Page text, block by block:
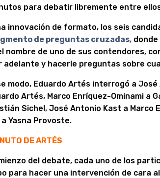
para debatir libremente entre
innovación de formato, los seis
de preguntas cruzadas,
nombre de uno de sus contendores,
adelante y hacerle preguntas sobre
modo, Eduardo Artés interrogó a
Artés, Marco Enríquez-Ominami a
Sichel, José Antonio Kast a Marco
Yasna Provoste.
DE ARTÉS
del debate, cada uno de los
para hacer una intervención de cara